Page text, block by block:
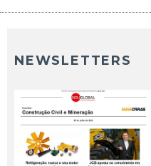
NEWSLETTERS